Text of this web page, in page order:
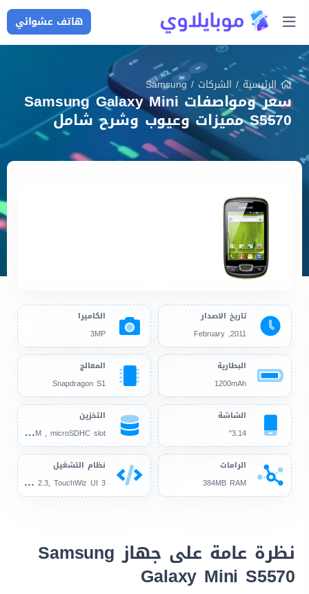
هاتف عشوائي
الرئيسية/ الشركات /
Samsung
سعر ومواصفات Samsung Galaxy Mini
S5570 مميزات وعيوب وشرح شامل
تاريخ الاصدار
2011, February
الكاميرا
3MP
البطارية
1200mAh
المعالج
Snapdragon S1
الشاشة
3.14"
التخزين
160
MB 384MB RAM , microSDHC slot
الرامات
384MB RAM
نظام التشغيل
And
roid 2.2, up to 2.3, TouchWiz UI 3
نظرة عامة على جهاز Samsung
Galaxy Mini S5570